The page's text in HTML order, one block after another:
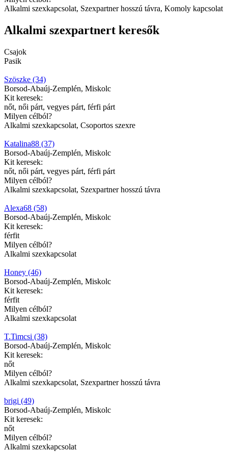
Alkalmi szexkapcsolat, Szexpartner hosszú távra, Komoly kapcsolat
Alkalmi szexpartnert keresők
Csajok
Pasik
Szöszke (34)
Borsod-Abaúj-Zemplén, Miskolc
Kit keresek:
nőt, női párt, vegyes párt, férfi párt
Milyen célból?
Alkalmi szexkapcsolat, Csoportos szexre
Katalina88 (37)
Borsod-Abaúj-Zemplén, Miskolc
Kit keresek:
nőt, női párt, vegyes párt, férfi párt
Milyen célból?
Alkalmi szexkapcsolat, Szexpartner hosszú távra
Alexa68 (58)
Borsod-Abaúj-Zemplén, Miskolc
Kit keresek:
férfit
Milyen célból?
Alkalmi szexkapcsolat
Honey (46)
Borsod-Abaúj-Zemplén, Miskolc
Kit keresek:
férfit
Milyen célból?
Alkalmi szexkapcsolat
T.Timcsi (38)
Borsod-Abaúj-Zemplén, Miskolc
Kit keresek:
nőt
Milyen célból?
Alkalmi szexkapcsolat, Szexpartner hosszú távra
brigi (49)
Borsod-Abaúj-Zemplén, Miskolc
Kit keresek:
nőt
Milyen célból?
Alkalmi szexkapcsolat